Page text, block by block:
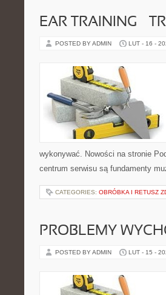
EAR TRAINING –
POSTED BY ADMIN LUT - 16 -
wykonywać. Nowości na stronie
centrum serwisu są fundamenty
CATEGORIES: OBRÓBKA I RETUSZ
PROBLEMY
POSTED BY ADMIN LUT - 15 -